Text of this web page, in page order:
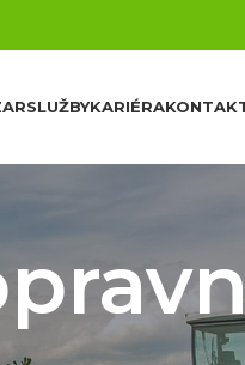
SLUŽBYKARIÉRA